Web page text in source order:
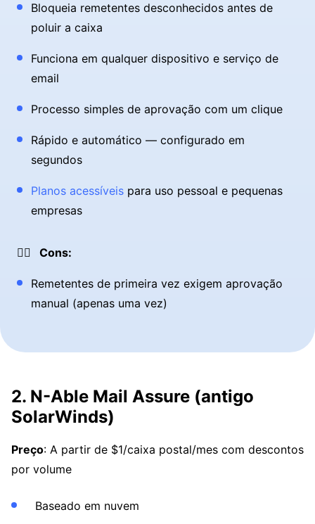
Bloqueia remetentes desconhecidos antes de
poluir a caixa
Funciona em qualquer dispositivo e serviço de
email
Processo simples de aprovação com um clique
Rápido e automático — configurado em
segundos
Planos acessíveis para uso pessoal e pequenas
empresas
👎🏼 Cons:
Remetentes de primeira vez exigem aprovação
manual (apenas uma vez)
2. N-Able Mail Assure (antigo
SolarWinds)
Preço: A partir de $1/caixa postal/mes com descontos
por volume
Baseado em nuvem